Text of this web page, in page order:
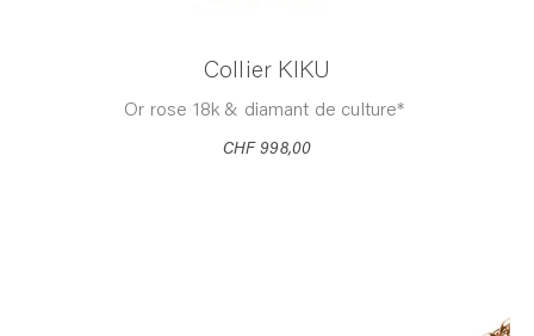
Collier KIKU
Or rose 18k & diamant de culture*
CHF 998,00